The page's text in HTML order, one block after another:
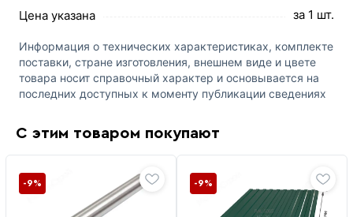
Цена указана
за 1 шт.
Информация о технических характеристиках, комплекте
поставки, стране изготовления, внешнем виде и цвете
товара носит справочный характер и основывается на
последних доступных к моменту публикации сведениях
С этим товаром покупают
-9% -9%